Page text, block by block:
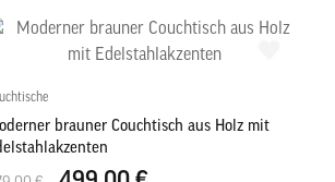
brauner Couchtisch aus Holz mit